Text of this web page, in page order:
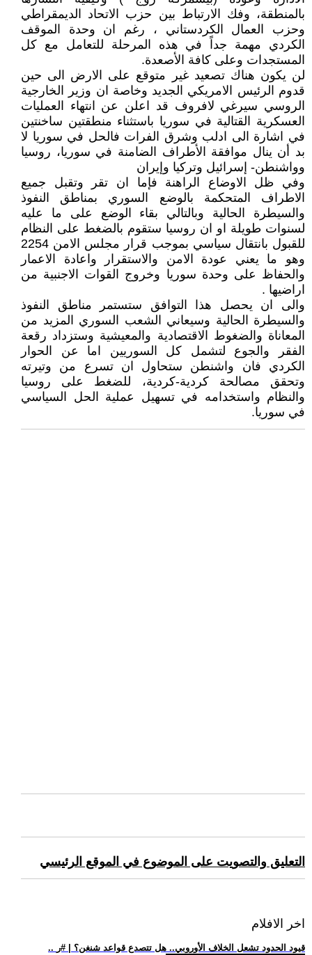
بالمنطقة، وفك الارتباط بين حزب الاتحاد الديمقراطي
وحزب العمال الكردستاني ، رغم ان وحدة الموقف
الكردي مهمة جداً في هذه المرحلة للتعامل مع كل
المستجدات وعلى كافة الأصعدة.
لن يكون هناك تصعيد غير متوقع على الارض الى حين
قدوم الرئيس الامريكي الجديد وخاصة ان وزير الخارجية
الروسي سيرغي لافروف قد اعلن عن انتهاء العمليات
العسكرية القتالية في سوريا باستثناء منطقتين ساخنتين
في اشارة الى ادلب وشرق الفرات فالحل في سوريا لا
بد أن ينال موافقة الأطراف الضامنة في سوريا، روسيا
وواشنطن- إسرائيل وتركيا وإيران
وفي ظل الاوضاع الراهنة فإما ان تقر وتقبل جميع
الاطراف المتحكمة بالوضع السوري بمناطق النفوذ
والسيطرة الحالية وبالتالي بقاء الوضع على ما عليه
لسنوات طويلة او ان روسيا ستقوم بالضغط على النظام
للقبول بانتقال سياسي بموجب قرار مجلس الامن 2254
وهو ما يعني عودة الامن والاستقرار واعادة الاعمار
والحفاظ على وحدة سوريا وخروج القوات الاجنبية من
اراضيها .
والى ان يحصل هذا التوافق ستستمر مناطق النفوذ
والسيطرة الحالية وسيعاني الشعب السوري المزيد من
المعاناة والضغوط الاقتصادية والمعيشية وستزداد رقعة
الفقر والجوع لتشمل كل السوريين اما عن الحوار
الكردي فان واشنطن ستحاول ان تسرع من وتيرته
وتحقق مصالحة كردية-كردية، للضغط على روسيا
والنظام واستخدامه في تسهيل عملية الحل السياسي
في سوريا.
التعليق والتصويت على الموضوع في الموقع الرئيسي
اخر الافلام
.. قيود الحدود تشعل الخلاف الأوروبي.. هل تتصدع قواعد شنغن؟ | #ر